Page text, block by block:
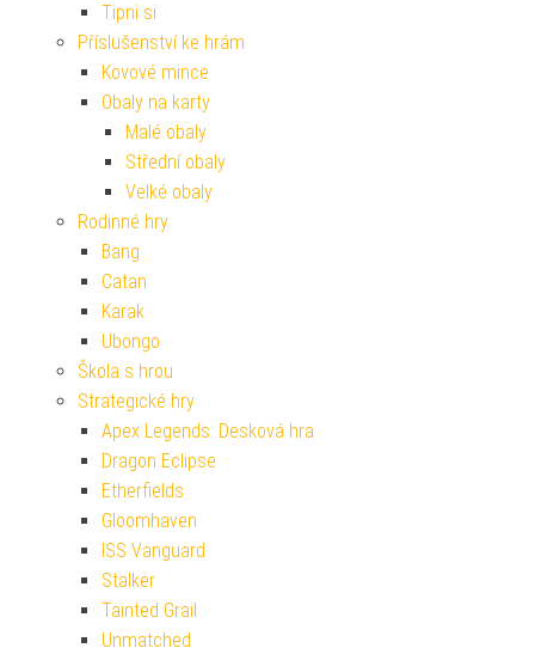
Tipni si
Příslušenství ke hrám
Kovové mince
Obaly na karty
Malé obaly
Střední obaly
Velké obaly
Rodinné hry
Bang
Catan
Karak
Ubongo
Škola s hrou
Strategické hry
Apex Legends: Desková hra
Dragon Eclipse
Etherfields
Gloomhaven
ISS Vanguard
Stalker
Tainted Grail
Unmatched